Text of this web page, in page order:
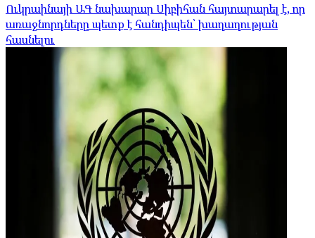
Ուկրաինայի ԱԳ նախարար Սիբիհան հայտարարել է, որ
առաջնորդները պետք է հանդիպեն՝ խաղաղության
հասնելու